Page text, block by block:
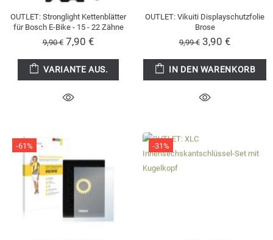
OUTLET: Stronglight Kettenblätter
für Bosch E-Bike - 15 - 22 Zähne
9,90 € 7,90 €
VARIANTE AUS.
OUTLET: Vikuiti Displayschutzfolie
Brose
9,99 € 3,90 €
IN DEN WARENKORB
-61% -31%